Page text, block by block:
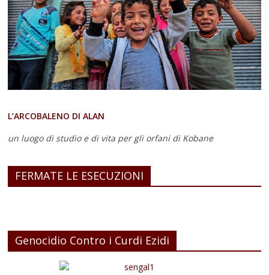
L’ARCOBALENO DI ALAN
un luogo di studio e di vita per gli orfani di Kobane
FERMATE LE ESECUZIONI
Genocidio Contro i Curdi Ezidi